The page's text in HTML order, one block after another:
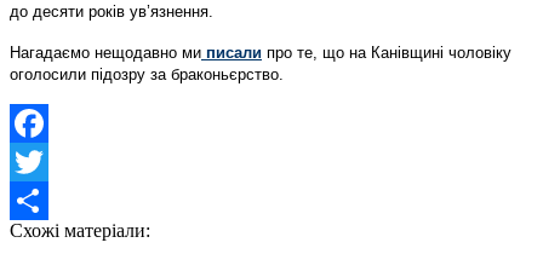
до десяти років ув’язнення.
Нагадаємо нещодавно ми писали про те, що на Канівщині чоловіку
оголосили підозру за браконьєрство.
Facebook
Twitter
Share
Схожі матеріали: